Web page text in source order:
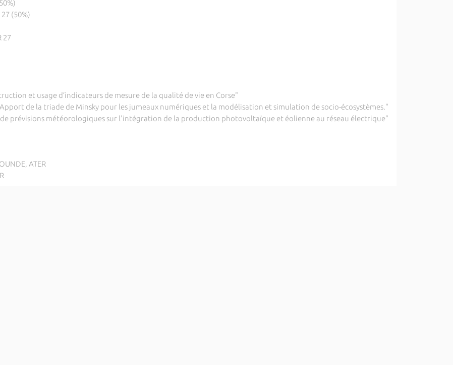
(50%)
27
et usage d’indicateurs de mesure de la qualité de vie en Corse"
de la triade de Minsky pour les jumeaux numériques et la modélisation et simulation de socio-écosystèmes."
de prévisions météorologiques sur l'intégration de la production photovoltaïque et éolienne au réseau électrique"
ATER